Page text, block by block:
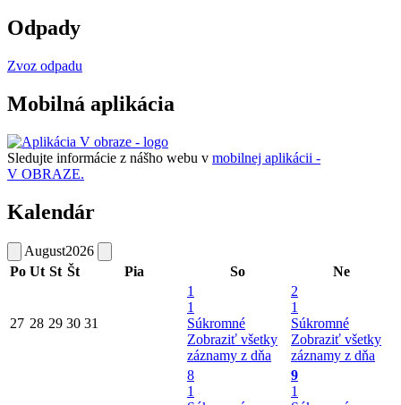
Odpady
Zvoz odpadu
Mobilná aplikácia
Sledujte informácie z nášho webu v mobilnej aplikácii -
V OBRAZE.
Kalendár
August2026
Po Ut St Št Pia So Ne
27 28 29 30 31
1
1
Súkromné
Zobraziť všetky
záznamy z dňa
2
1
Súkromné
Zobraziť všetky
záznamy z dňa
8
1
9
1